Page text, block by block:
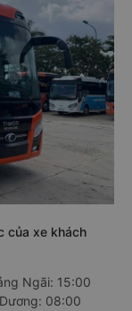
của xe khách
Ngãi: 15:00
08:00